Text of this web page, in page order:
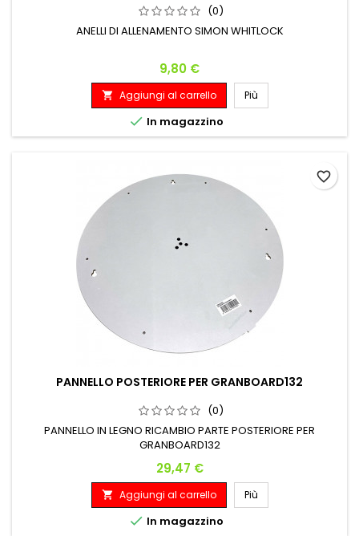
(0)
ANELLI DI ALLENAMENTO SIMON WHITLOCK
Prezzo
9,80 €
 Aggiungi al carrello Più
 In magazzino
PANNELLO POSTERIORE PER GRANBOARD132
(0)
PANNELLO IN LEGNO RICAMBIO PARTE POSTERIORE PER
GRANBOARD132
Prezzo
29,47 €
 Aggiungi al carrello Più
 In magazzino
favorite_border